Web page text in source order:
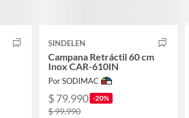
SINDELEN
Campana Retráctil 60 cm
Inox CAR-610IN
Por SODIMAC
$ 79.990 -20%
$ 99.990